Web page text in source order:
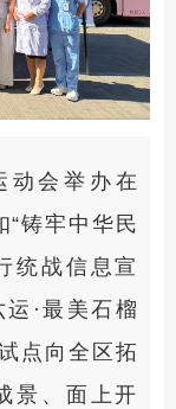
动会举办在
“铸牢中华民
统战信息宣
运·最美石榴
点向全区拓
景、面上开